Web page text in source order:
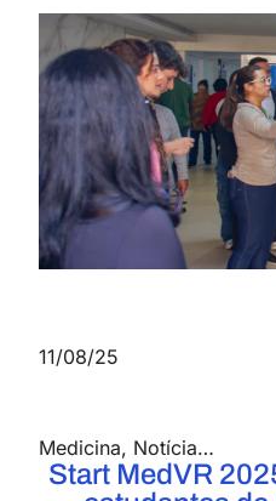
11/08/25
Medicina, Notícias ,
Start MedVR